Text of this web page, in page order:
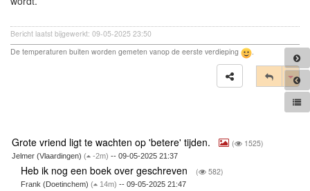
Bericht laatst bijgewerkt: 09-05-2025 23:50
De temperaturen buiten worden gemeten vanop de eerste verdieping
.
Grote vriend ligt te wachten op 'betere' tijden. ( 1525)
Jelmer (Vlaardingen) ( -2m) -- 09-05-2025 21:37
Heb ik nog een boek over geschreven ( 582)
Frank (Doetinchem) ( 14m) -- 09-05-2025 21:47